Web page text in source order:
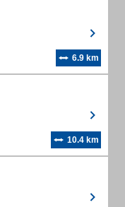
6.9 km
10.4 km